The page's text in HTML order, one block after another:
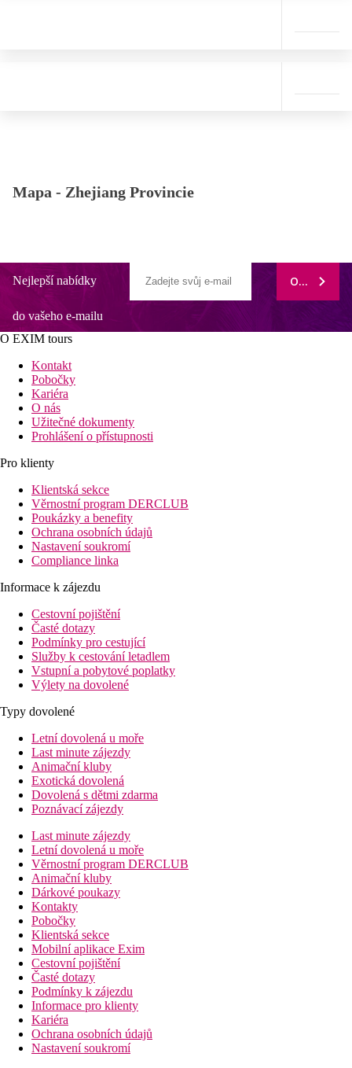
Mapa - Zhejiang Provincie
Nejlepší nabídky
do vašeho e-mailu
ODEBÍRAT
O EXIM tours
Kontakt
Pobočky
Kariéra
O nás
Užitečné dokumenty
Prohlášení o přístupnosti
Pro klienty
Klientská sekce
Věrnostní program DERCLUB
Poukázky a benefity
Ochrana osobních údajů
Nastavení soukromí
Compliance linka
Informace k zájezdu
Cestovní pojištění
Časté dotazy
Podmínky pro cestující
Služby k cestování letadlem
Vstupní a pobytové poplatky
Výlety na dovolené
Typy dovolené
Letní dovolená u moře
Last minute zájezdy
Animační kluby
Exotická dovolená
Dovolená s dětmi zdarma
Poznávací zájezdy
Last minute zájezdy
Letní dovolená u moře
Věrnostní program DERCLUB
Animační kluby
Dárkové poukazy
Kontakty
Pobočky
Klientská sekce
Mobilní aplikace Exim
Cestovní pojištění
Časté dotazy
Podmínky k zájezdu
Informace pro klienty
Kariéra
Ochrana osobních údajů
Nastavení soukromí